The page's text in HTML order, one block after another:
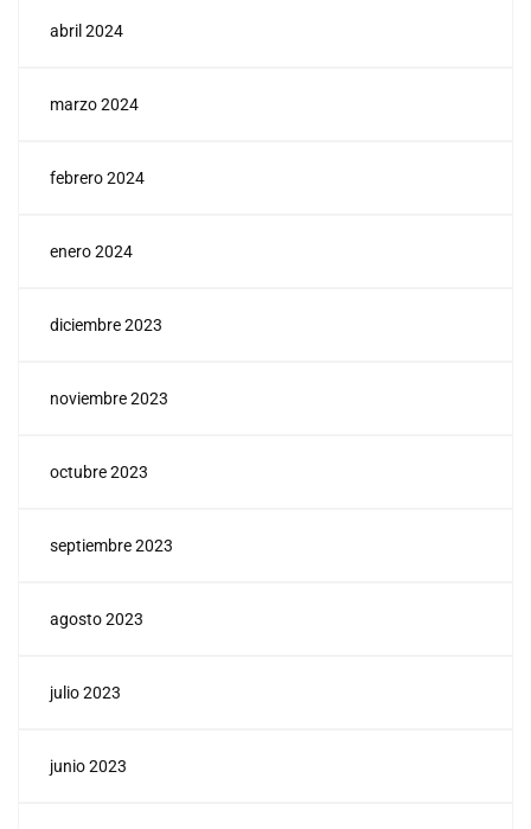
abril 2024
marzo 2024
febrero 2024
enero 2024
diciembre 2023
noviembre 2023
octubre 2023
septiembre 2023
agosto 2023
julio 2023
junio 2023